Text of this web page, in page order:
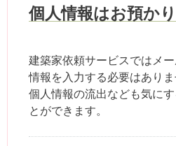
個人情報はお預か
建築家依頼サービスではメ
情報を入力する必要はありま
個人情報の流出なども気に
とができます。